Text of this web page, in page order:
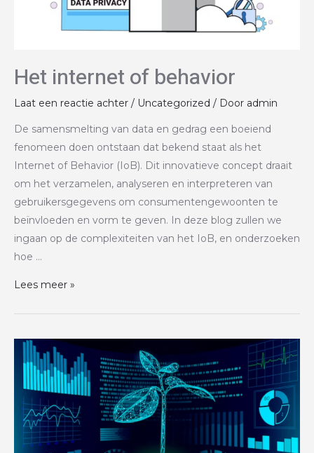
Het internet of behavior
Laat een reactie achter / Uncategorized / Door admin
De samensmelting van data en gedrag een boeiend
fenomeen doen ontstaan dat bekend staat als het
Internet of Behavior (IoB). Dit innovatieve concept draait
om het verzamelen, analyseren en interpreteren van
gebruikersgegevens om consumentengewoonten te
beïnvloeden en vorm te geven. In deze blog zullen we
ingaan op de complexiteiten van het IoB, en onderzoeken
hoe …
Lees meer »